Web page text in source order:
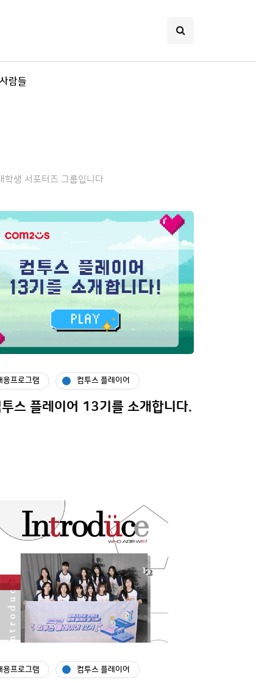
람들
학생 서포터즈 그룹입니다
용프로그램 컴투스 플레이어
스 플레이어 13기를 소개합니다.
용프로그램 컴투스 플레이어